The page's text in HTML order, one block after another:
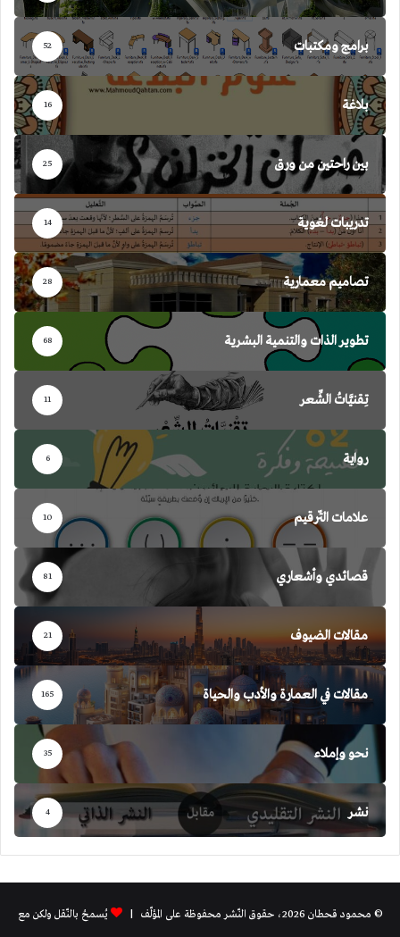
برامج ومكتبات 52
بلاغة 16
بين راحتين من ورق 25
تدريبات لغوية 14
تصاميم معمارية 28
تطوير الذات والتنمية البشرية 68
تِقنيَّاتُ الشِّعر 11
رواية 6
علامات التّرقيم 10
قصائدي وأشعاري 81
مقالات الضيوف 21
مقالات في العمارة والأدب والحياة 165
نحو وإملاء 35
نشر 4
© محمود قحطان 2026، حقوق النّشر محفوظة على المؤلّف |
يُسمحُ بالنّقل ولكن مع